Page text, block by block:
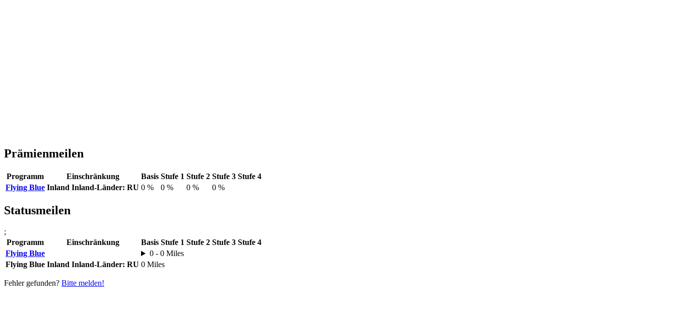
Prämienmeilen
Programm Einschränkung Basis Stufe 1 Stufe 2 Stufe 3 Stufe 4
Flying Blue Inland Inland-Länder: RU 0 % 0 % 0 % 0 %
Statusmeilen
;
Programm
Einschränkung Basis Stufe 1 Stufe 2 Stufe 3 Stufe 4
Flying Blue
0 - 0 Miles
Flying Blue Inland Inland-Länder: RU 0 Miles
Fehler gefunden? Bitte melden!